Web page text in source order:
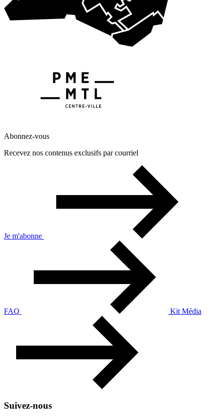
Abonnez-vous
Recevez nos contenus exclusifs par courriel
Je m'abonne
FAQ Kit Média
Suivez-nous